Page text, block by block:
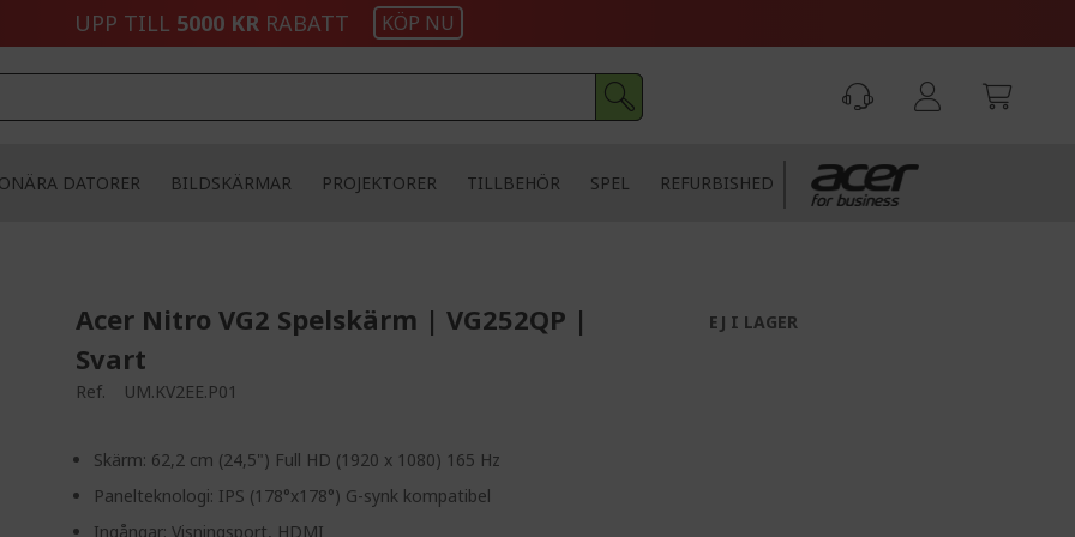
UPP TILL 5000 KR RABATT KÖP NU
DATORER BILDSKÄRMAR PROJEKTORER TILLBEHÖR SPEL REFURBISHED
Acer Nitro VG2 Spelskärm | VG252QP |
Svart
Ref. UM.KV2EE.P01
Skärm: 62,2 cm (24,5") Full HD (1920 x 1080) 165 Hz
Panelteknologi: IPS (178°x178°) G-synk kompatibel
Ingångar: Visningsport, HDMI
EJ I LAGER